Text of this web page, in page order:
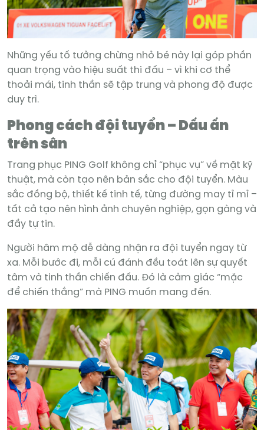
Những yếu tố tưởng chừng nhỏ bé này lại góp phần
quan trọng vào hiệu suất thi đấu – vì khi cơ thể
thoải mái, tinh thần sẽ tập trung và phong độ được
duy trì.
Phong cách đội tuyển – Dấu ấn
trên sân
Trang phục PING Golf không chỉ “phục vụ” về mặt kỹ
thuật, mà còn tạo nên bản sắc cho đội tuyển. Màu
sắc đồng bộ, thiết kế tinh tế, từng đường may tỉ mỉ –
tất cả tạo nên hình ảnh chuyên nghiệp, gọn gàng và
đầy tự tin.
Người hâm mộ dễ dàng nhận ra đội tuyển ngay từ
xa. Mỗi bước đi, mỗi cú đánh đều toát lên sự quyết
tâm và tinh thần chiến đấu. Đó là cảm giác “mặc
để chiến thắng” mà PING muốn mang đến.